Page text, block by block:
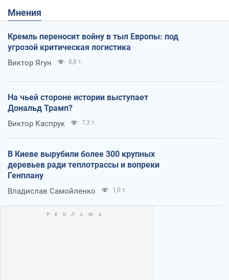
Мнения
Кремль переносит войну в тыл Европы: под
угрозой критическая логистика
Виктор Ягун 8,8 т.
На чьей стороне истории выступает
Дональд Трамп?
Виктор Каспрук 7,3 т.
В Киеве вырубили более 300 крупных
деревьев ради теплотрассы и вопреки
Генплану
Владислав Самойленко 1,0 т.